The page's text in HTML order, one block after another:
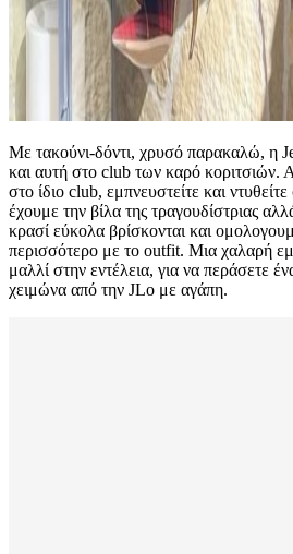
Με τακούνι-δόντι, χρυσό παρακαλώ, η
και αυτή στο club των καρό κοριτσιών.
στο ίδιο club, εμπνευστείτε και
έχουμε την βίλα της τραγουδίστριας
κρασί εύκολα βρίσκονται και
περισσότερο με το outfit. Μια χαλαρή
μαλλί στην εντέλεια, για να περάσετε
χειμώνα από την JLo με αγάπη.